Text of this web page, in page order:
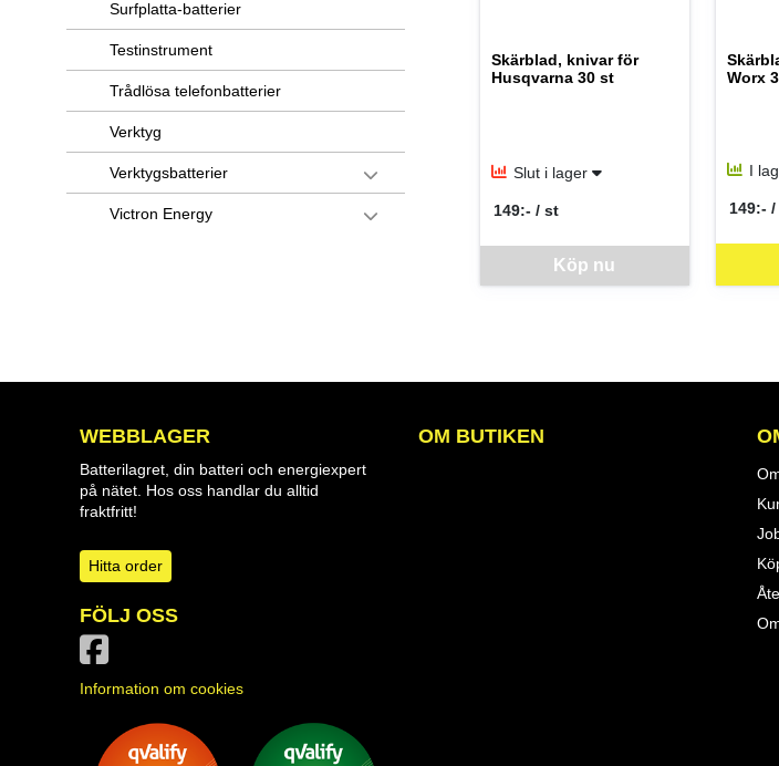
Surfplatta-batterier
Testinstrument
Trådlösa telefonbatterier
Verktyg
Verktygsbatterier
Victron Energy
Skärblad, knivar för
Husqvarna 30 st
Slut i lager
Denna vara går inte att beställa via
Köp nu
149:- / st
SEK per ST
Worx
I
149:-
SEK
WEBBLAGER
Batterilagret, din batteri och energiexpert
på nätet. Hos oss handlar du alltid
fraktfritt!
Hitta order
FÖLJ OSS
Information om cookies
OM BUTIKEN